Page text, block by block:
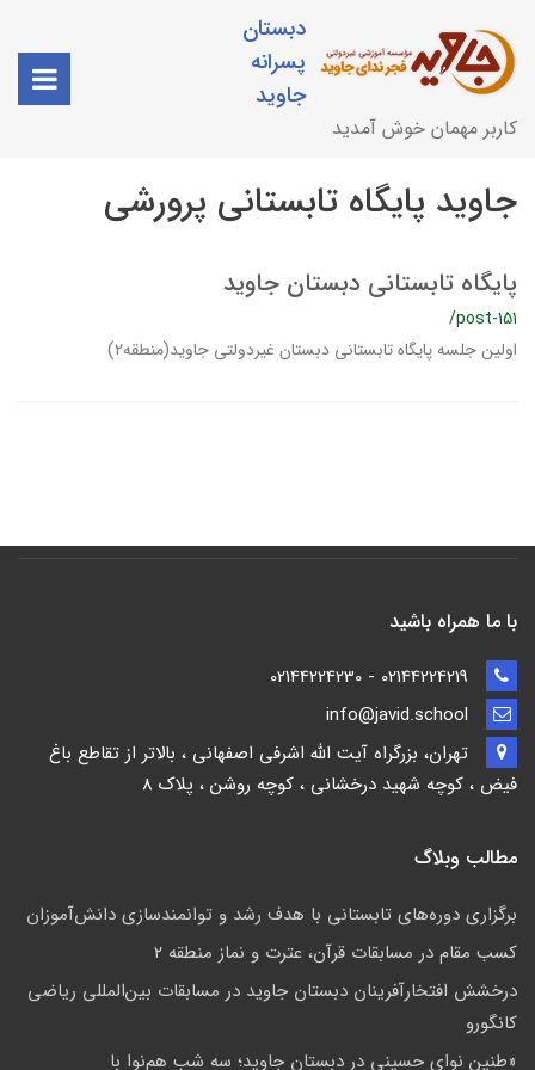
دبستان
پسرانه
جاوید
کاربر مهمان خوش آمدید
جاوید پایگاه تابستانی پرورشی
پایگاه تابستانی دبستان جاوید
/post-151
اولین جلسه پایگاه تابستانی دبستان غیردولتی جاوید(منطقه۲)
با ما همراه باشید
تهران، بزرگراه آیت الله اشرفی اصفهانی ، بالاتر از تقاطع باغ
فیض ، کوچه شهید درخشانی ، کوچه روشن ، پلاک 8
مطالب وبلاگ
برگزاری دوره‌های تابستانی با هدف رشد و توانمندسازی دانش‌آموزان
کسب مقام در مسابقات قرآن، عترت و نماز منطقه ۲
درخشش افتخارآفرینان دبستان جاوید در مسابقات بین‌المللی ریاضی
کانگورو
«طنین نوای حسینی در دبستان جاوید؛ سه شب هم‌نوا با